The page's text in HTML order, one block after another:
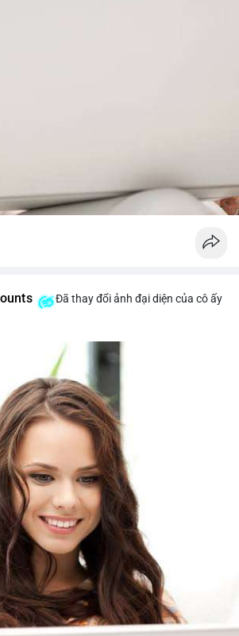
đầy đủ tại dòng thời gian của Vlike.vn!
Đã thay đổi ảnh đại diện của cô ấy